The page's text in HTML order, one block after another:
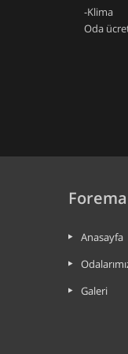
-Klima
Oda
Anasayfa
Galeri